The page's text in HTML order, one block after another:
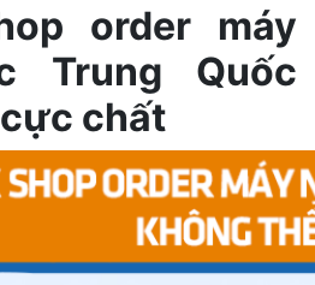
order máy
Trung Quốc
chất